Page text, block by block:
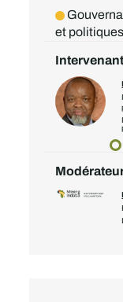
et politiques